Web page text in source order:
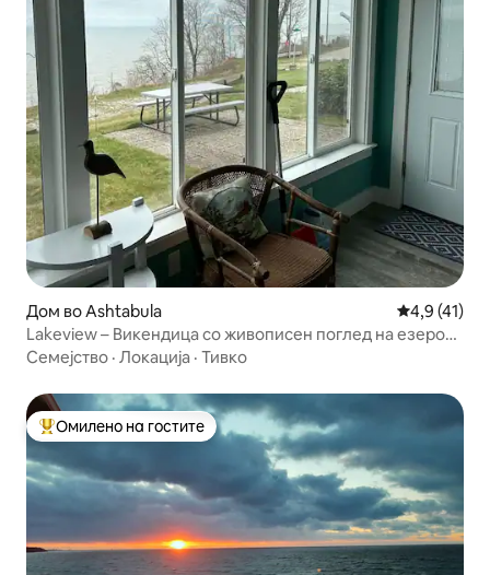
Дом во Ashtabula Просечна
4,9 (41)
Lakeview – Викендица со живописен поглед на езерото
Ери
Семејство · Локација · Тивко
Меѓу најуспешните „Омилени на гостите“
Омилено на гостите